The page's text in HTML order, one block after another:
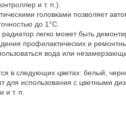
и т. п.).
головками позволяет
до 1°С.
легко может быть
профилактических и
вода или
в следующих цветах: белый,
для использования с цветными
и т. п.